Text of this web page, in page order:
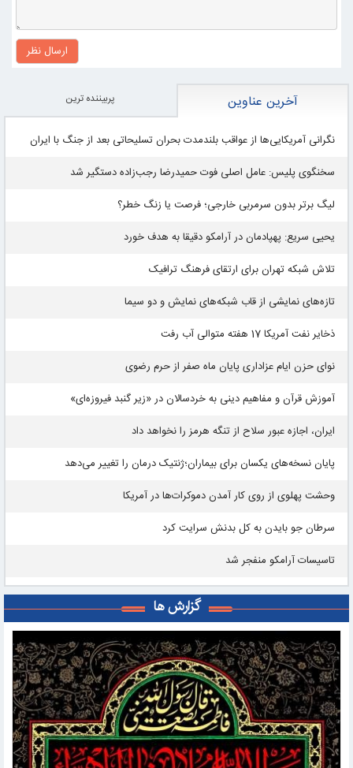
ارسال نظر
آخرین عناوین پربيننده ترين
نگرانی آمریکایی‌ها از عواقب بلندمدت بحران تسلیحاتی بعد از جنگ با ایران
سخنگوی پلیس: عامل اصلی فوت حمیدرضا رجب‌زاده دستگیر شد
لیگ برتر بدون سرمربی خارجی؛ فرصت یا زنگ خطر؟
یحیی سریع: پهپادمان در آرامکو دقیقا به هدف خورد
تلاش شبکه تهران برای ارتقای فرهنگ ترافیک
تازه‌های نمایشی از قاب شبکه‌های نمایش و دو سیما
ذخایر نفت آمریکا 17 هفته متوالی آب رفت
نوای حزن ایام عزاداری پایان ماه صفر از حرم رضوی
آموزش قرآن و مفاهیم دینی به خردسالان در «زیر گنبد فیروزه‌ای»
ایران، اجازه عبور سلاح از تنگه هرمز را نخواهد داد
پایان نسخه‌های یکسان برای بیماران؛ژنتیک درمان را تغییر می‌دهد
وحشت پهلوی از روی کار آمدن دموکرات‌ها در آمریکا
سرطان جو بایدن به کل بدنش سرایت کرد
تاسیسات آرامکو منفجر شد
گزارش ها